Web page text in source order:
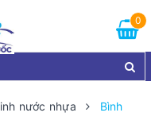
0
nước nhựa
Bình